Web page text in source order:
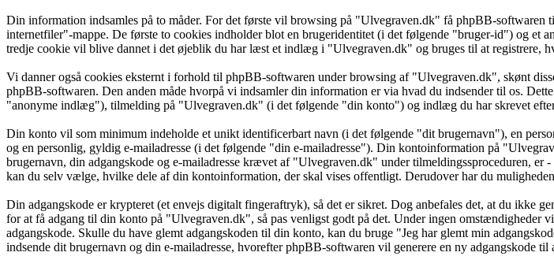
Din information indsamles på to måder. For det første vil browsing på "Ulvegraven.dk" få phpBB-softwaren
internetfiler"-mappe. De første to cookies indholder blot en brugeridentitet (i det følgende "bruger-id") og
tredje cookie vil blive dannet i det øjeblik du har læst et indlæg i "Ulvegraven.dk" og bruges til at registrere,
Vi danner også cookies eksternt i forhold til phpBB-softwaren under browsing af "Ulvegraven.dk", skønt
phpBB-softwaren. Den anden måde hvorpå vi indsamler din information er via hvad du indsender til os.
"anonyme indlæg"), tilmelding på "Ulvegraven.dk" (i det følgende "din konto") og indlæg du har skrevet
Din konto vil som minimum indeholde et unikt identificerbart navn (i det følgende "dit brugernavn"), en
og en personlig, gyldig e-mailadresse (i det følgende "din e-mailadresse"). Din kontoinformation på
brugernavn, din adgangskode og e-mailadresse krævet af "Ulvegraven.dk" under tilmeldingssproceduren,
kan du selv vælge, hvilke dele af din kontoinformation, der skal vises offentligt. Derudover har du
Din adgangskode er krypteret (et envejs digitalt fingeraftryk), så det er sikret. Dog anbefales det, at du ikke
for at få adgang til din konto på "Ulvegraven.dk", så pas venligst godt på det. Under ingen
adgangskode. Skulle du have glemt adgangskoden til din konto, kan du bruge "Jeg har glemt min
indsende dit brugernavn og din e-mailadresse, hvorefter phpBB-softwaren vil generere en ny adgangskode